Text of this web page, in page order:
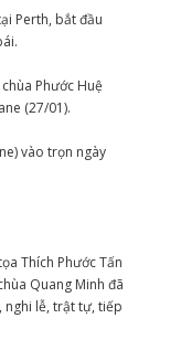
Perth, bắt đầu
Phước Huệ
(27/01).
vào trọn ngày
Thích Phước Tấn
Quang Minh đã
nghi lễ, trật tự, tiếp